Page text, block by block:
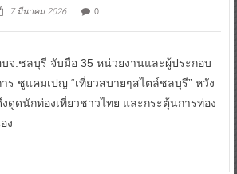
7 มีนาคม 2026 0
บจ.ชลบุรี จับมือ 35 หน่วยงานและผู้ประกอบ
าร ชูแคมเปญ “เที่ยวสบายๆสไตล์ชลบุรี” หวัง
งดูดนักท่องเที่ยวชาวไทย และกระตุ้นการท่อง
ง